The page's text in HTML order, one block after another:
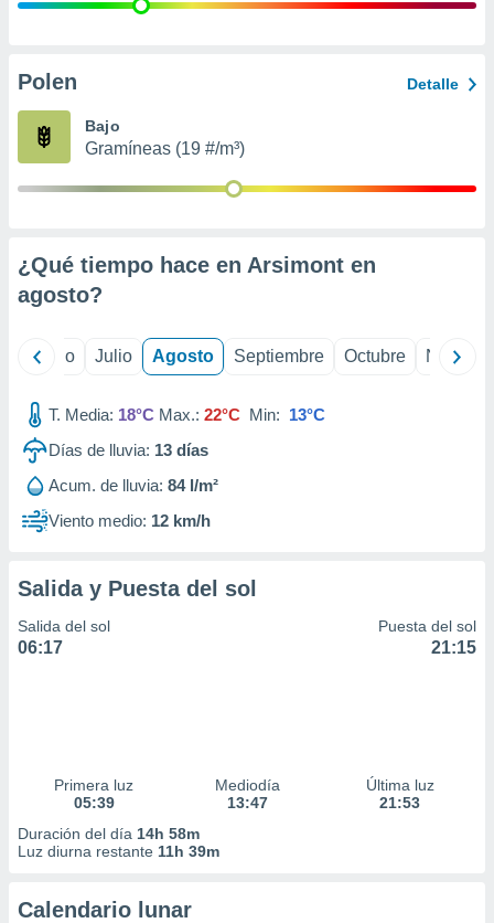
e
publicidad
Polen Detalle
Bajo
Gramíneas (19 #/m³)
¿Qué tiempo hace en Arsimont en
agosto?
Junio Julio Agosto Septiembre Octubre
T. Media: 18°C Max.: 22°C Min: 13°C
Días de lluvia: 13 días
Acum. de lluvia: 84 l/m²
Viento medio: 12 km/h
Salida y Puesta del sol
Salida del sol
06:17
Puesta del sol
21:15
Primera luz
05:39
Mediodía
13:47
Última luz
21:53
Duración del día 14h 58m
Luz diurna restante 11h 39m
Calendario lunar